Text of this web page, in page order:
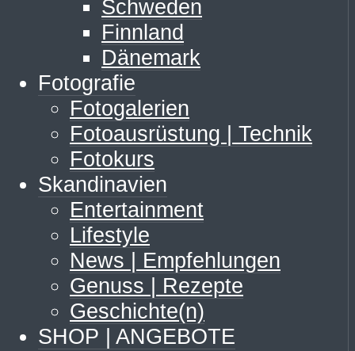
Schweden
Finnland
Dänemark
Fotografie
Fotogalerien
Fotoausrüstung | Technik
Fotokurs
Skandinavien
Entertainment
Lifestyle
News | Empfehlungen
Genuss | Rezepte
Geschichte(n)
SHOP | ANGEBOTE